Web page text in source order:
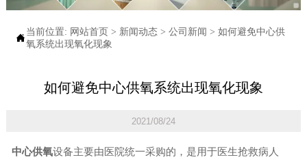

当前位置: 网站首页> 新闻动态> 公司新闻 > 如何避免中心供
氧系统出现氧化现象
如何避免中心供氧系统出现氧化现象
2021/08/24
中心供氧设备主要由医院统一采购的，是用于医生抢救病人